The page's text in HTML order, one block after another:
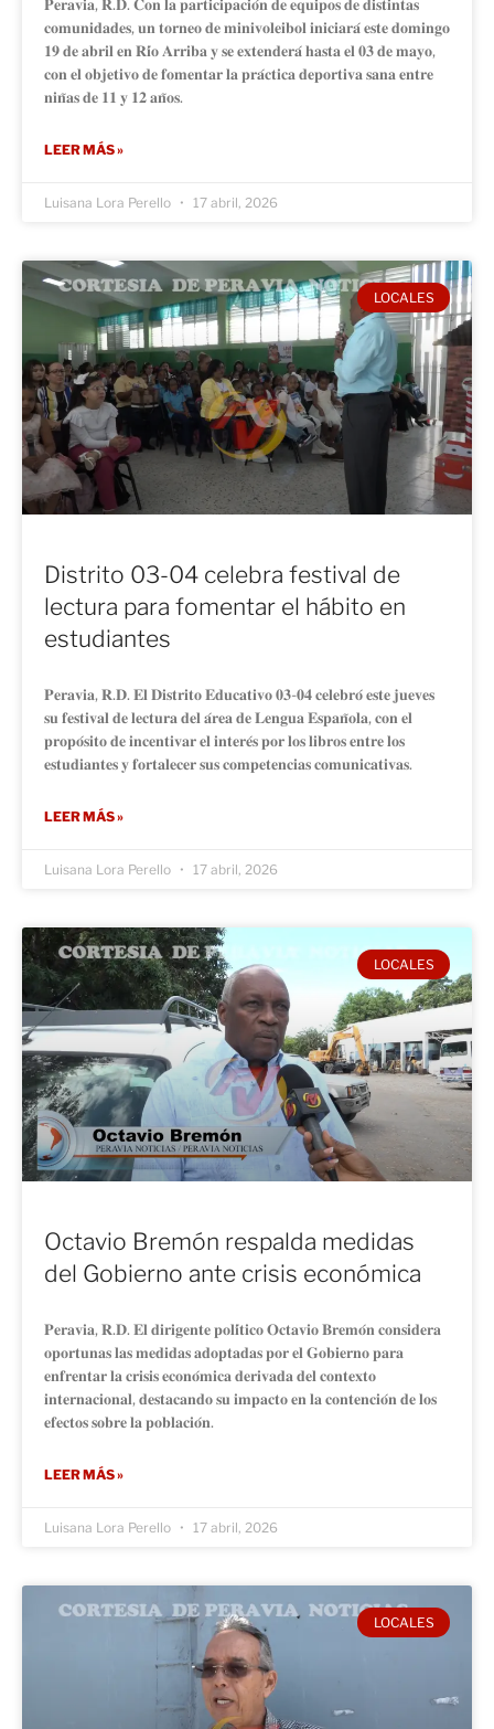
𝐏𝐞𝐫𝐚𝐯𝐢𝐚, 𝐑.𝐃. 𝐂𝐨𝐧 𝐥𝐚 𝐩𝐚𝐫𝐭𝐢𝐜𝐢𝐩𝐚𝐜𝐢𝐨́𝐧 𝐝𝐞 𝐞𝐪𝐮𝐢𝐩𝐨𝐬 𝐝𝐞 𝐝𝐢𝐬𝐭𝐢𝐧𝐭𝐚𝐬
𝐜𝐨𝐦𝐮𝐧𝐢𝐝𝐚𝐝𝐞𝐬, 𝐮𝐧 𝐭𝐨𝐫𝐧𝐞𝐨 𝐝𝐞 𝐦𝐢𝐧𝐢𝐯𝐨𝐥𝐞𝐢𝐛𝐨𝐥 𝐢𝐧𝐢𝐜𝐢𝐚𝐫𝐚́ 𝐞𝐬𝐭𝐞 𝐝𝐨𝐦𝐢𝐧𝐠𝐨
𝟏𝟗 𝐝𝐞 𝐚𝐛𝐫𝐢𝐥 𝐞𝐧 𝐑𝐢́𝐨 𝐀𝐫𝐫𝐢𝐛𝐚 𝐲 𝐬𝐞 𝐞𝐱𝐭𝐞𝐧𝐝𝐞𝐫𝐚́ 𝐡𝐚𝐬𝐭𝐚 𝐞𝐥 𝟎𝟑 𝐝𝐞 𝐦𝐚𝐲𝐨,
𝐜𝐨𝐧 𝐞𝐥 𝐨𝐛𝐣𝐞𝐭𝐢𝐯𝐨 𝐝𝐞 𝐟𝐨𝐦𝐞𝐧𝐭𝐚𝐫 𝐥𝐚 𝐩𝐫𝐚́𝐜𝐭𝐢𝐜𝐚 𝐝𝐞𝐩𝐨𝐫𝐭𝐢𝐯𝐚 𝐬𝐚𝐧𝐚 𝐞𝐧𝐭𝐫𝐞
𝐧𝐢𝐧̃𝐚𝐬 𝐝𝐞 𝟏𝟏 𝐲 𝟏𝟐 𝐚𝐧̃𝐨𝐬.
LEER MÁS »
Luisana Lora Perello 17 abril, 2026
LOCALES
Distrito 03-04 celebra festival de
lectura para fomentar el hábito en
estudiantes
𝐏𝐞𝐫𝐚𝐯𝐢𝐚, 𝐑.𝐃. 𝐄𝐥 𝐃𝐢𝐬𝐭𝐫𝐢𝐭𝐨 𝐄𝐝𝐮𝐜𝐚𝐭𝐢𝐯𝐨 𝟎𝟑-𝟎𝟒 𝐜𝐞𝐥𝐞𝐛𝐫𝐨́ 𝐞𝐬𝐭𝐞 𝐣𝐮𝐞𝐯𝐞𝐬
𝐬𝐮 𝐟𝐞𝐬𝐭𝐢𝐯𝐚𝐥 𝐝𝐞 𝐥𝐞𝐜𝐭𝐮𝐫𝐚 𝐝𝐞𝐥 𝐚́𝐫𝐞𝐚 𝐝𝐞 𝐋𝐞𝐧𝐠𝐮𝐚 𝐄𝐬𝐩𝐚𝐧̃𝐨𝐥𝐚, 𝐜𝐨𝐧 𝐞𝐥
𝐩𝐫𝐨𝐩𝐨́𝐬𝐢𝐭𝐨 𝐝𝐞 𝐢𝐧𝐜𝐞𝐧𝐭𝐢𝐯𝐚𝐫 𝐞𝐥 𝐢𝐧𝐭𝐞𝐫𝐞́𝐬 𝐩𝐨𝐫 𝐥𝐨𝐬 𝐥𝐢𝐛𝐫𝐨𝐬 𝐞𝐧𝐭𝐫𝐞 𝐥𝐨𝐬
𝐞𝐬𝐭𝐮𝐝𝐢𝐚𝐧𝐭𝐞𝐬 𝐲 𝐟𝐨𝐫𝐭𝐚𝐥𝐞𝐜𝐞𝐫 𝐬𝐮𝐬 𝐜𝐨𝐦𝐩𝐞𝐭𝐞𝐧𝐜𝐢𝐚𝐬 𝐜𝐨𝐦𝐮𝐧𝐢𝐜𝐚𝐭𝐢𝐯𝐚𝐬.
LEER MÁS »
Luisana Lora Perello 17 abril, 2026
LOCALES
Octavio Bremón respalda medidas
del Gobierno ante crisis económica
𝐏𝐞𝐫𝐚𝐯𝐢𝐚, 𝐑.𝐃. 𝐄𝐥 𝐝𝐢𝐫𝐢𝐠𝐞𝐧𝐭𝐞 𝐩𝐨𝐥𝐢́𝐭𝐢𝐜𝐨 𝐎𝐜𝐭𝐚𝐯𝐢𝐨 𝐁𝐫𝐞𝐦𝐨́𝐧 𝐜𝐨𝐧𝐬𝐢𝐝𝐞𝐫𝐚
𝐨𝐩𝐨𝐫𝐭𝐮𝐧𝐚𝐬 𝐥𝐚𝐬 𝐦𝐞𝐝𝐢𝐝𝐚𝐬 𝐚𝐝𝐨𝐩𝐭𝐚𝐝𝐚𝐬 𝐩𝐨𝐫 𝐞𝐥 𝐆𝐨𝐛𝐢𝐞𝐫𝐧𝐨 𝐩𝐚𝐫𝐚
𝐞𝐧𝐟𝐫𝐞𝐧𝐭𝐚𝐫 𝐥𝐚 𝐜𝐫𝐢𝐬𝐢𝐬 𝐞𝐜𝐨𝐧𝐨́𝐦𝐢𝐜𝐚 𝐝𝐞𝐫𝐢𝐯𝐚𝐝𝐚 𝐝𝐞𝐥 𝐜𝐨𝐧𝐭𝐞𝐱𝐭𝐨
𝐢𝐧𝐭𝐞𝐫𝐧𝐚𝐜𝐢𝐨𝐧𝐚𝐥, 𝐝𝐞𝐬𝐭𝐚𝐜𝐚𝐧𝐝𝐨 𝐬𝐮 𝐢𝐦𝐩𝐚𝐜𝐭𝐨 𝐞𝐧 𝐥𝐚 𝐜𝐨𝐧𝐭𝐞𝐧𝐜𝐢𝐨́𝐧 𝐝𝐞 𝐥𝐨𝐬
𝐞𝐟𝐞𝐜𝐭𝐨𝐬 𝐬𝐨𝐛𝐫𝐞 𝐥𝐚 𝐩𝐨𝐛𝐥𝐚𝐜𝐢𝐨́𝐧.
LEER MÁS »
Luisana Lora Perello 17 abril, 2026
LOCALES